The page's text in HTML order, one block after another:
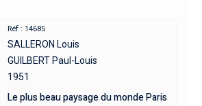
Réf : 14685
SALLERON Louis
GUILBERT Paul-Louis
1951
Le plus beau paysage du monde Paris